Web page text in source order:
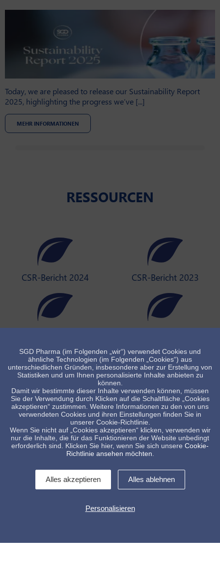
Today, we are pleased to release our Sustainability Report
2025, highlighting the progress we’ve [...]
MEHR INFORMATIONEN
RESSOURCEN
CSR-Bericht 2024 CSR-Bericht 2023
HSEE-Richtlinie
Verhaltenskodex für
Lieferanten
CSR-Bericht 2021 CSR-Bericht 2020
SGD Pharma (im Folgenden „wir“) verwendet Cookies und
ähnliche Technologien (im Folgenden „Cookies“) aus
unterschiedlichen Gründen, insbesondere aber zur Erstellung von
Statistiken und um Ihnen personalisierte Inhalte anbieten zu
können.
Damit wir bestimmte dieser Inhalte verwenden können, müssen
Sie der Verwendung durch Klicken auf die Schaltfläche „Cookies
akzeptieren“ zustimmen. Weitere Informationen zu den von uns
verwendeten Cookies und ihren Einstellungen finden Sie in
unserer Cookie-Richtlinie.
Wenn Sie nicht auf „Cookies akzeptieren“ klicken, verwenden wir
nur die Inhalte, die für das Funktionieren der Website unbedingt
erforderlich sind. Klicken Sie hier, wenn Sie sich unsere Cookie-
Richtlinie ansehen möchten
Alles akzeptieren Alles ablehnen
Personalisieren